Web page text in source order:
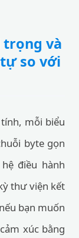
trọng và
so với
mỗi biểu
byte gọn
điều hành
thư viện kết
bạn muốn
xúc bằng